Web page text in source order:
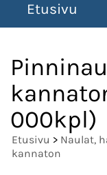
Etusivu
000kpl)
Etusivu > Naulat,
kannaton